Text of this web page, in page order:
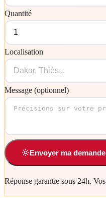
Quantité
Localisation
Message (optionnel)
Envoyer ma demande
Réponse garantie sous 24h.